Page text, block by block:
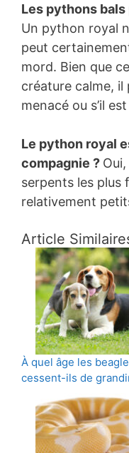
Les pythons
Un python royal
peut
mord. Bien que
créature calme, il
menacé ou s’il
Le python royal
compagnie ?
serpents les plus
relativement
Article
À quel âge les
cessent-ils de